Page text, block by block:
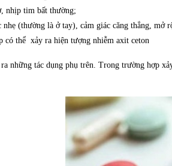
nhịp tim bất thường;
(thường là ở tay), cảm giác căng thẳng,
có thể xảy ra hiện tượng nhiễm axit ceton
những tác dụng phụ trên. Trong trường hợp